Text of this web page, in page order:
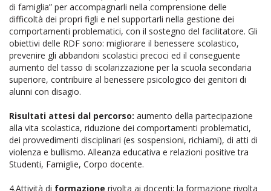
di famiglia” per accompagnarli nella comprensione delle
difficoltà dei propri figli e nel supportarli nella gestione dei
comportamenti problematici, con il sostegno del facilitatore. Gli
obiettivi delle RDF sono: migliorare il benessere scolastico,
prevenire gli abbandoni scolastici precoci ed il conseguente
aumento del tasso di scolarizzazione per la scuola secondaria
superiore, contribuire al benessere psicologico dei genitori di
alunni con disagio.
Risultati attesi dal percorso: aumento della partecipazione
alla vita scolastica, riduzione dei comportamenti problematici,
dei provvedimenti disciplinari (es sospensioni, richiami), di atti di
violenza e bullismo. Alleanza educativa e relazioni positive tra
Studenti, Famiglie, Corpo docente.
4.Attività di formazione rivolta ai docenti: la formazione rivolta